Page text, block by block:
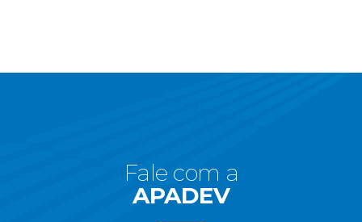
Fale com a
APADEV